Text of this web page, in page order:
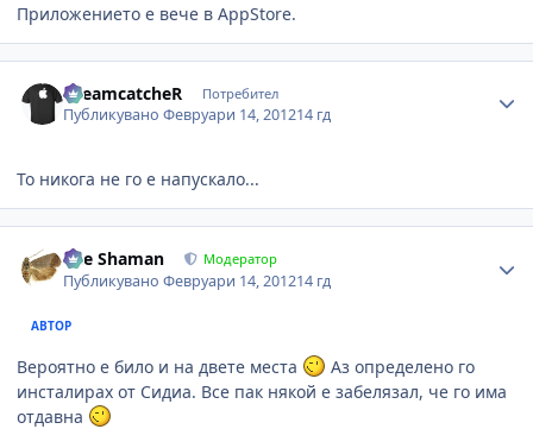
Приложението е вече в AppStore.
DreamcatcheR Потребител
ПубликуваноФевруари 14, 201214 гд
То никога не го е напускало...
The Shaman Модератор
ПубликуваноФевруари 14, 201214 гд
АВТОР
Вероятно е било и на двете места
Аз определено го
инсталирах от Сидиа. Все пак някой е забелязал, че го има
отдавна